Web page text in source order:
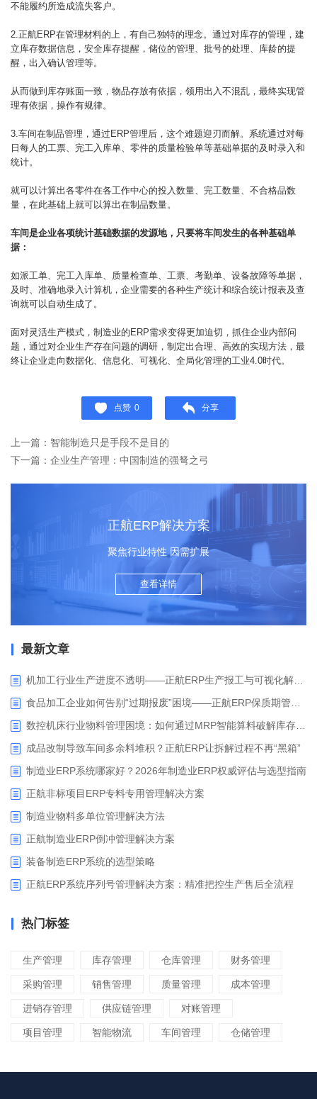
不能履约所造成流失客户。
2.正航ERP在管理材料的上，有自己独特的理念。通过对库存的管理，建
立库存数据信息，安全库存提醒，储位的管理、批号的处理、库龄的提
醒，出入确认管理等。
从而做到库存账面一致，物品存放有依据，领用出入不混乱，最终实现管
理有依据，操作有规律。
3.车间在制品管理，通过ERP管理后，这个难题迎刃而解。系统通过对每
日每人的工票、完工入库单、零件的质量检验单等基础单据的及时录入和
统计。
就可以计算出各零件在各工作中心的投入数量、完工数量、不合格品数
量，在此基础上就可以算出在制品数量。
车间是企业各项统计基础数据的发源地，只要将车间发生的各种基础单
据：
如派工单、完工入库单、质量检查单、工票、考勤单、设备故障等单据，
及时、准确地录入计算机，企业需要的各种生产统计和综合统计报表及查
询就可以自动生成了。
面对灵活生产模式，制造业的ERP需求变得更加迫切，抓住企业内部问
题，通过对企业生产存在问题的调研，制定出合理、高效的实现方法，最
终让企业走向数据化、信息化、可视化、全局化管理的工业4.0时代。
点赞 0 分享
上一篇：智能制造只是手段不是目的
下一篇：企业生产管理：中国制造的强弩之弓
正航ERP解决方案
聚焦行业特性 因需扩展
查看详情
最新文章
成品改制导致车间多余料堆积？正航ERP让拆解过程不再“黑箱”
制造业ERP系统哪家好？2026年制造业ERP权威评估与选型指南
正航非标项目ERP专料专用管理解决方案
制造业物料多单位管理解决方法
正航制造业ERP倒冲管理解决方案
装备制造ERP系统的选型策略
正航ERP系统序列号管理解决方案：精准把控生产售后全流程
热门标签
生产管理 库存管理 仓库管理 财务管理
采购管理 销售管理 质量管理 成本管理
进销存管理 供应链管理 对账管理
项目管理 智能物流 车间管理 仓储管理